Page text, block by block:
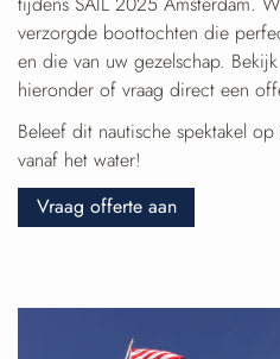
verzorgde boottochten die
en die van uw gezelschap.
hieronder of vraag direct een
Beleef dit nautische spektakel
vanaf het water!
Vraag offerte aan